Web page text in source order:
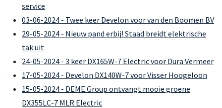
service
03-06-2024 - Twee keer Develon voor van den Boomen BV
29-05-2024 - Nieuw pand erbij! Staad breidt elektrische
tak uit
24-05-2024 - 3 keer DX165W-7 Electric voor Dura Vermeer
17-05-2024 - Develon DX140W-7 voor Visser Hoogeloon
15-05-2024 - DEME Group ontvangt mooie groene
DX355LC-7 MLR Electric